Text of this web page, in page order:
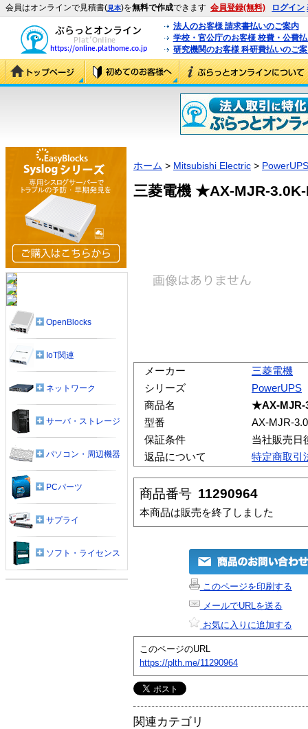
会員はオンラインで見積書(見本)を無料で作成できます 会員登録(無料) ログイン
法人のお客様 請求書払いのご案内
学校・官公庁のお客様 校費・公費
研究機関のお客様 科研費払いのご
ホーム > Mitsubishi Electric > PowerUPS
三菱電機 ★AX-MJR-
メーカー
三菱電機
シリーズ
PowerUPS
商品名
★AX-MJR-
型番
AX-MJR-
保証条件
当社販売日
返品について
特定商取引
商品番号 11290964
本商品は販売を終了しました
このページを印刷する
メールでURLを送る
お気に入りに追加する
このページのURL
https://plth.me/11290964
関連カテゴリ
OpenBlocks
IoT関連
ネットワーク
サーバ・ストレージ
パソコン・周辺機器
PCパーツ
サプライ
ソフト・ライセンス